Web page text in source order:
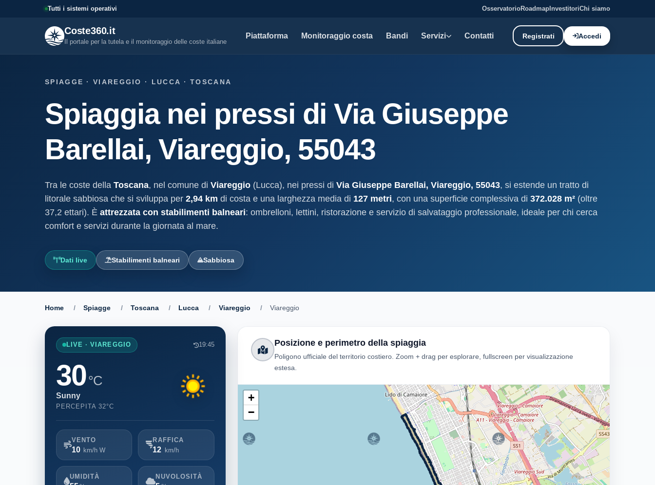
Tutti i sistemi operativi OsservatorioRoadmap InvestitoriChi siamo
Coste360.it
Il portale per la tutela e il monitoraggio delle coste italiane
Piattaforma Monitoraggio costa Bandi Servizi
Visure, fascicoli, verifica concessioni e
altro.
Visura concessione demaniale
marittima
Un documento sintetico della concessione
demaniale marittima
demaniale marittima
Storico completo ed evolutivo della
Soluzioni per studi tecnici, legali e PA.
Modello D1
concessione.
Studi geologici costieri
Atti, soggetti e canoni del demanio
marittimo.
Concessioni balneari
I nostri dati
Open data costieri aggiornati mensilmente.
Contatti Registrati Accedi
SPIAGGE · VIAREGGIO · LUCCA · TOSCANA
Spiaggia nei pressi di Via Giuseppe
Barellai, Viareggio, 55043
Tra le coste della Toscana, nel comune di Viareggio (Lucca), nei pressi di Via Giuseppe Barellai, Viareggio, 55043, si estende un tratto di
litorale sabbiosa che si sviluppa per 2,94 km di costa e una larghezza media di 127 metri, con una superficie complessiva di 372.028 m² (oltre
37,2 ettari). È attrezzata con stabilimenti balneari: ombrelloni, lettini, ristorazione e servizio di salvataggio professionale, ideale per chi cerca
comfort e servizi durante la giornata al mare.
Dati live Stabilimenti balneari Sabbiosa
Home / Spiagge / Toscana / Lucca / Viareggio / Viareggio
Posizione e perimetro della spiaggia
Poligono ufficiale del territorio costiero. Zoom + drag per esplorare, fullscreen per visualizzazione
estesa.
+
−
LIVE · VIAREGGIO 19:45
30°C
Sunny
PERCEPITA 32°C
VENTO
10 km/h W
RAFFICA
12 km/h
UMIDITÀ NUVOLOSITÀ